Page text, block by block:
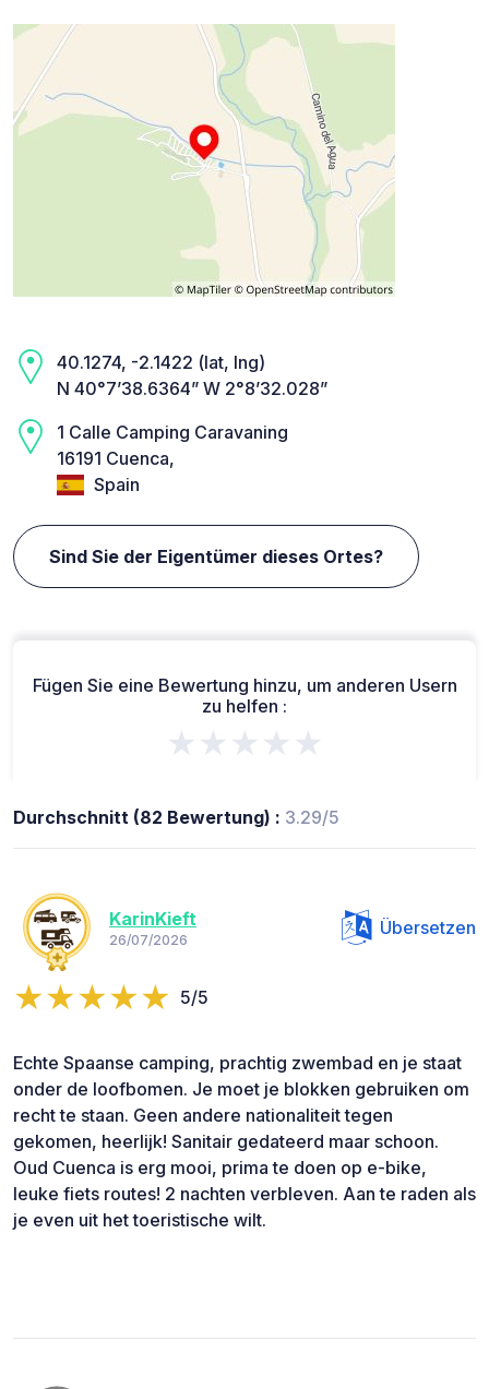
40.1274, -2.1422 (lat, lng)
N 40°7’38.6364” W 2°8’32.028”
1 Calle Camping Caravaning
16191 Cuenca,
Spain
Sind Sie der Eigentümer dieses Ortes?
Fügen Sie eine Bewertung hinzu, um anderen Usern
zu helfen :
★★★★★
Durchschnitt (82 Bewertung) : 3.29/5
KarinKieft
26/07/2026
Übersetzen
5/5
Echte Spaanse camping, prachtig zwembad en je staat
onder de loofbomen. Je moet je blokken gebruiken om
recht te staan. Geen andere nationaliteit tegen
gekomen, heerlijk! Sanitair gedateerd maar schoon.
Oud Cuenca is erg mooi, prima te doen op e-bike,
leuke fiets routes! 2 nachten verbleven. Aan te raden als
je even uit het toeristische wilt.